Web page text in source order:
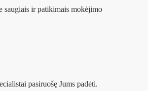
saugiais ir patikimais mokėjimo
pasiruošę Jums padėti.